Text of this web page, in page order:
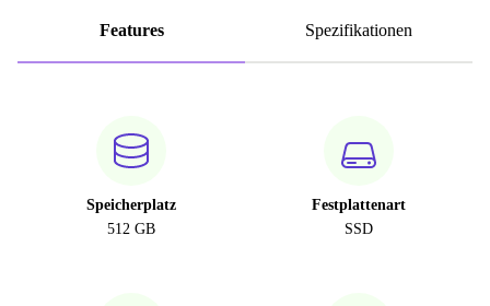
Features Spezifikationen
Speicherplatz
512 GB
Festplattenart
SSD